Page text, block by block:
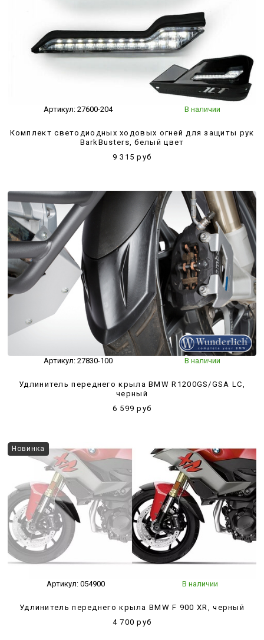
Артикул: 27600-204 В наличии
Комплект светодиодных ходовых огней для защиты рук
BarkBusters, белый цвет
9 315 руб
Артикул: 27830-100 В наличии
Удлинитель переднего крыла BMW R1200GS/GSA LC,
черный
6 599 руб
Новинка
Артикул: 054900 В наличии
Удлинитель переднего крыла BMW F 900 XR, черный
4 700 руб